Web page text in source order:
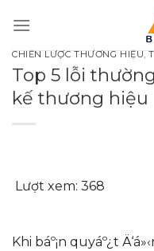
qua
nội
dung
CHIẾN LƯỢC THƯƠNG HIỆU,
Top 5 lỗi
kế thương hiệu
Lượt xem: 368
Khi báº¡n quyáº¿t